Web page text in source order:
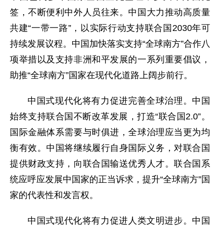
签，不断便利中外人员往来。中国大力推动高质量
共建“一带一路”，以实际行动支持联合国2030年可
持续发展议程。中国加快落实支持“全球南方”合作八
项举措以及支持非洲和平发展的一系列重要倡议，
助推“全球南方”国家在现代化道路上阔步前行。
中国式现代化将有力促进完善全球治理。中国
始终支持联合国不断改革发展，打造“联合国2.0”。
国际金融体系需要与时俱进，全球治理应当更为均
衡有效。中国将继续履行自身国际义务，对联合国
提供财政支持，向联合国输送优秀人才。联合国系
统应呼应发展中国家的正当诉求，提升“全球南方”国
家的代表性和发言权。
中国式现代化将有力促进人类文明进步。中国